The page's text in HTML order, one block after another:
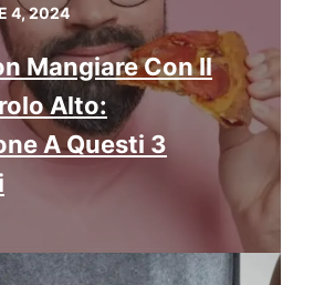
4, 2024
Mangiare Con Il
Alto:
A Questi 3